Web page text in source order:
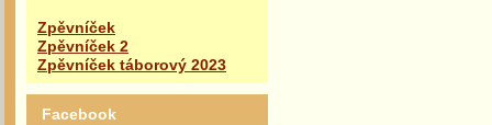
Zpěvníček
Zpěvníček 2
Zpěvníček táborový 2023
Facebook